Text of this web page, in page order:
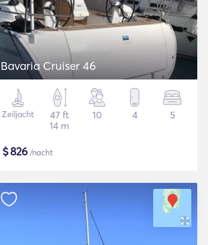
Bavaria Cruiser 46
Zeiljacht
47 ft
14 m
10 4 5
$826/nacht